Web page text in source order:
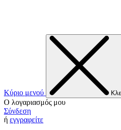
Κύριο μενού
Ο λογαριασμός μου
Σύνδεση
ή εγγραφείτε